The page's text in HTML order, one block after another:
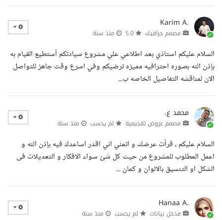
Karim A.
مصمم جرافيك منذ سنة
السلام عليكم استاذي بعد اطلاعي علي مشروع سيادتكم أستطيع القيام به
بإذن الله بصوره احترافيه مميزه ترضيكم وفي اسرع وقت جاهز للتواصل
الان لمناقشه التفاصيل الخاصه ب...
محمد ع.
مصمم عروض تقديمية لم يحسب منذ سنة
السلام عليكم ، قرأت عرضك و اتمني اني اقدر اساعدك فيه بإذن الله و
اعمل المطلوب للمشروع من حيث كل شئ سواء الافكار و التعديلات فى
الشكل او التنسيق بالالوان و كمان ...
Hanaa A.
مدخل بيانات لم يحسب منذ سنة